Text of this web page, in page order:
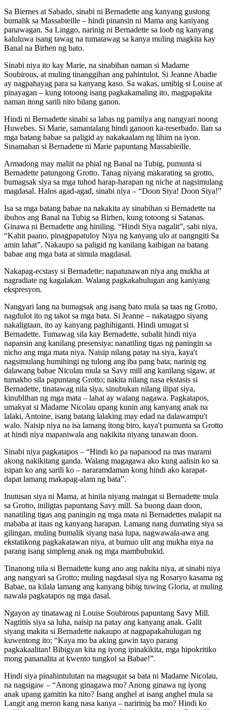
Sa Biernes at Sabado, sinabi ni Bernadette ang kanyang gustong
bumalik sa Massabieille – hindi pinansin ni Mama ang kaniyang
panawagan. Sa Linggo, narinig ni Bernadette sa loob ng kanyang
kaluluwa isang tawag na tumatawag sa kanya muling magkita kay
Banal na Birhen ng bato.
Sinabi niya ito kay Marie, na sinabihan naman si Madame
Soubirous, at muling tinanggihan ang pahintulot. Si Jeanne Abadie
ay nagpahayag para sa kanyang kaso. Sa wakas, umibig si Louise at
pinayagan – kung totoong isang pagkakamaling ito, magpapakita
naman itong sarili nito bilang ganon.
Hindi ni Bernadette sinabi sa labas ng pamilya ang nangyari noong
Huwebes. Si Marie, samantalang hindi ganoon ka-reserbado. Ilan sa
mga batang babae sa paligid ay nakakaalam ng lihim na iyon.
Sinamahan si Bernadette ni Marie papuntang Massabieille.
Armadong may maliit na phial ng Banal na Tubig, pumunta si
Bernadette patungong Grotto. Tanag niyang makarating sa grotto,
bumagsak siya sa mga tuhod harap-harapan ng niche at nagsimulang
magdasal. Halos agad-agad, sinabi niya – “Doon Siya! Doon Siya!”
Isa sa mga batang babae na nakakita ay sinabihan si Bernadette na
ibuhos ang Banal na Tubig sa Birhen, kung totoong si Satanas.
Ginawa ni Bernadette ang hiniling. “Hindi Siya nagalit”, sabi niya,
“Kahit paano, pinagpapatuloy Niya ng kanyang ulo at nangngiti Sa
amin lahat”. Nakaupo sa paligid ng kanilang kaibigan na batang
babae ang mga bata at simula magdasal.
Nakapag-ecstasy si Bernadette; napatunawan niya ang mukha at
nagradiate ng kagalakan. Walang pagkakahulugan ang kaniyang
ekspresyon.
Nangyari lang na bumagsak ang isang bato mula sa taas ng Grotto,
nagdulot ito ng takot sa mga bata. Si Jeanne – nakatagpo siyang
nakaligtaan, ito ay kanyang paghihiganti. Hindi umugat si
Bernadette. Tumawag sila kay Bernadette, subalit hindi niya
napansin ang kanilang presensiya; nanatiling tigas ng paningin sa
nicho ang mga mata niya. Naisip nilang patay na siya, kaya't
nagsimulang humihingi ng tulong ang iba pang bata; narinig ng
dalawang babae Nicolau mula sa Savy mill ang kanilang sigaw, at
tumakbo sila papuntang Grotto; nakita nilang nasa ekstasis si
Bernadette, tinatawag nila siya, sinubukan nilang ilipat siya,
kinublihan ng mga mata – lahat ay walang nagawa. Pagkatapos,
umakyat si Madame Nicolau upang kunin ang kanyang anak na
lalaki, Antoine, isang batang lalaking may edad na dalawampu't
walo. Naisip niya na isa lamang itong biro, kaya't pumunta sa Grotto
at hindi niya mapaniwala ang nakikita niyang tanawan doon.
Sinabi niya pagkatapos – “Hindi ko pa napanood na mas marami
akong nakikitang ganda. Walang magagawa ako kung aalisin ko sa
isipan ko ang sarili ko – nararamdaman kong hindi ako karapat-
dapat lamang makapag-alam ng bata”.
Inutusan siya ni Mama, at hinila niyang maingat si Bernadette mula
sa Grotto, iniligtas papuntang Savy mill. Sa buong daan doon,
nanatiling tigas ang paningin ng mga mata ni Bernadettes malapit na
mababa at itaas ng kanyang harapan. Lamang nang dumating siya sa
gilingan, muling bumalik siyang nasa lupa, nagwawala-awa ang
ekstatikong pagkakatawan niya, at bumuo ulit ang mukha niya na
parang isang simpleng anak ng mga mambubukid.
Tinanong nila si Bernadette kung ano ang nakita niya, at sinabi niya
ang nangyari sa Grotto; muling nagdasal siya ng Rosaryo kasama ng
Babae, na kilala lamang ang kanyang bibig tuwing Gloria, at muling
nawala pagkatapos ng mga dasal.
Ngayon ay tinatawag ni Louise Soubirous papuntang Savy Mill.
Nagtitiis siya sa luha, naisip na patay ang kanyang anak. Galit
siyang makita si Bernadette nakaupo at nagpapakahulugan ng
kuwentong ito; “Kaya mo ba aking gawin tayo parang
pagkakaalitan! Bibigyan kita ng iyong ipinakikita, mga hipokritiko
mong pananalita at kwento tungkol sa Babae!”.
Hindi siya pinahintulutan na magsugat sa bata ni Madame Nicolau,
na nagsigaw – “Anong ginagawa mo? Anong ginawa ng iyong
anak upang gamitin ka nito? Isang anghel at isang anghel mula sa
Langit ang meron kang nasa kanya – naririnig ba mo? Hindi ko